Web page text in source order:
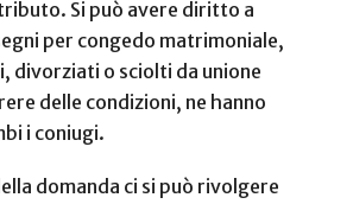
Si può avere diritto a
per congedo matrimoniale,
divorziati o sciolti da unione
delle condizioni, ne hanno
i coniugi.
domanda ci si può rivolgere